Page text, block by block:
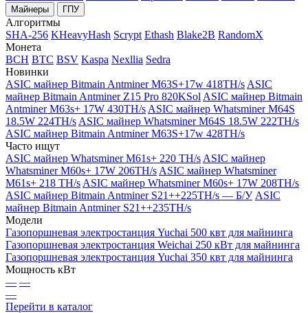
Майнеры ГПУ
Алгоритмы
SHA-256 KHeavyHash Scrypt Ethash Blake2B RandomX
Монета
BCH BTC BSV Kaspa Nexllia Sedra
Новинки
ASIC майнер Bitmain Antminer M63S+17w 418TH/s ASIC
майнер Bitmain Antminer Z15 Pro 820KSol ASIC майнер Bitmain
Antminer M63s+ 17W 430TH/s ASIC майнер Whatsminer M64S
18.5W 224TH/s ASIC майнер Whatsminer M64S 18.5W 222TH/s
ASIC майнер Bitmain Antminer M63S+17w 428TH/s
Часто ищут
ASIC майнер Whatsminer M61s+ 220 TH/s ASIC майнер
Whatsminer M60s+ 17W 206TH/s ASIC майнер Whatsminer
M61s+ 218 TH/s ASIC майнер Whatsminer M60s+ 17W 208TH/s
ASIC майнер Bitmain Antminer S21++225TH/s — Б/У ASIC
майнер Bitmain Antminer S21++235TH/s
Модели
Газопоршневая электростанция Yuchai 500 квт для майнинга
Газопоршневая электростанция Weichai 250 кВт для майнинга
Газопоршневая электростанция Yuchai 350 квт для майнинга
Мощность кВт
— —
—
Перейти в каталог